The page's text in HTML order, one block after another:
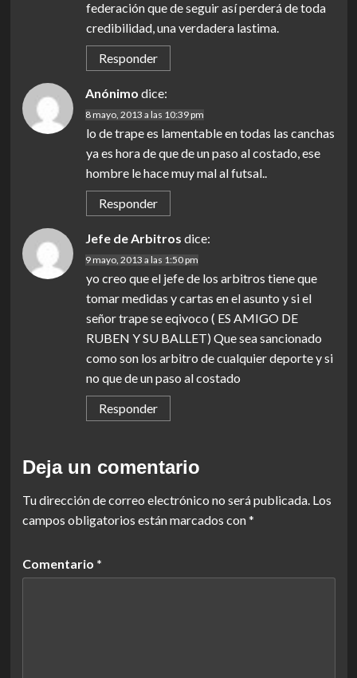
federación que de seguir así perderá de toda
credibilidad, una verdadera lastima.
Responder
Anónimo dice:
8 mayo, 2013 a las 10:39 pm
lo de trape es lamentable en todas las canchas
ya es hora de que de un paso al costado, ese
hombre le hace muy mal al futsal..
Responder
Jefe de Arbitros dice:
9 mayo, 2013 a las 1:50 pm
yo creo que el jefe de los arbitros tiene que
tomar medidas y cartas en el asunto y si el
señor trape se eqivoco ( ES AMIGO DE
RUBEN Y SU BALLET) Que sea sancionado
como son los arbitro de cualquier deporte y si
no que de un paso al costado
Responder
Deja un comentario
Tu dirección de correo electrónico no será publicada. Los
campos obligatorios están marcados con*
Comentario *